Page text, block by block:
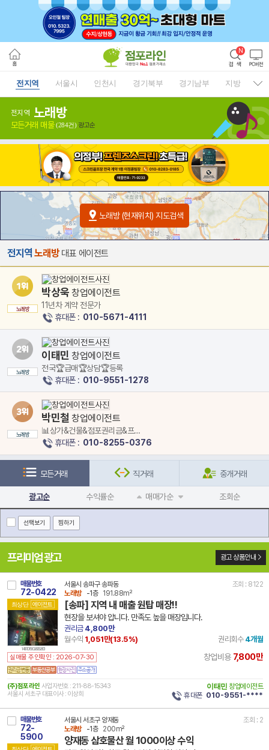
전지역 서울시 인천시 경기북부 경기남부 지방
전지역 노래방
모든거래 매물 (284건) 광고순
노래방 (현재위치) 지도검색
전지역 노래방 대표 에이전트
노래방
박상욱창업에이전트
11년차 계약 전문가
휴대폰 : 010-5671-4111
노래방
이태민창업에이전트
전국🏆급매🏆상담🏆등록
휴대폰 : 010-9551-1278
노래방
박민철창업에이전트
📊상가&건물&점포권리금&프랜
차이즈 계약전문
휴대폰 : 010-8255-0376
모든거래 직거래 중개거래
광고순 수익률순 매매가순 조회순
선택보기 찜하기
프리미엄 광고 광고 상품안내
매물번호
72-0422
최상단 에이전트
14 11710 7930 260528 101
서울시 송파구 송파동
조회 : 8122
노래방
-1층 191.88m²
[송파] 지역 내 매출 원탑 매장!!
현장을 보셔야 압니다. 만족도 높을 매장입니다.
권리금4,800만
월수익 1,051만(13.5%) 권리회수 4개월
실매물 주인확인 : 2026-07-30 창업비용 7,800만
(주)점포라인 사업자번호 : 211-88-15343
서울시 서초구 대표이사 : 이상희
이태민 창업에이전트
휴대폰 010-9551-****
매물번호
72-
5900
서울시 서초구 양재동
조회 : 2
노래방
-1층 200m²
양재동 삼호물산 월 1000이상 수익